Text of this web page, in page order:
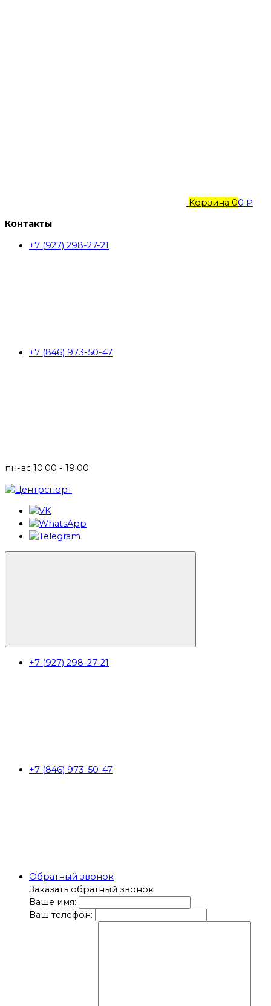
Корзина 00 ₽
Контакты
+7 (927) 298-27-21
+7 (846) 973-50-47
пн-вс 10:00 - 19:00
+7 (927) 298-27-21
+7 (846) 973-50-47
Обратный звонок
Заказать обратный звонок
Ваше имя:
Ваш телефон: